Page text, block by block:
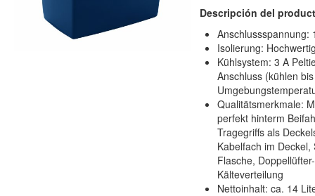
Descripción del
Anschlussspannung:
Isolierung:
Kühlsystem: 3 A
Anschluss (kühlen
Qualitätsmerkmale:
perfekt hinterm
Tragegriffs als
Kabelfach im
Flasche,
Kälteverteilung
Nettoinhalt: ca. 14